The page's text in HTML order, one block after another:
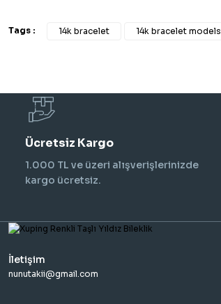
Tags : 14k bracelet 14k bracelet models
Ücretsiz Kargo
1.000 TL ve üzeri alışverişlerinizde
kargo ücretsiz.
İletişim
nunutakii@gmail.com